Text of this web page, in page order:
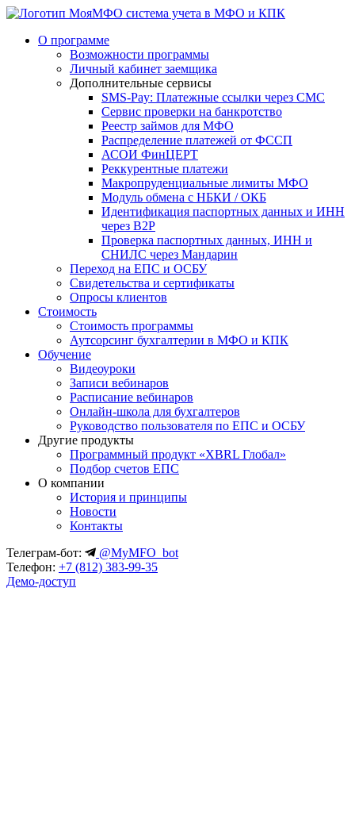
система учета в МФО и КПК
О программе
Возможности программы
Личный кабинет заемщика
Дополнительные сервисы
SMS-Pay: Платежные ссылки через СМС
Сервис проверки на банкротство
Реестр займов для МФО
Распределение платежей от ФССП
АСОИ ФинЦЕРТ
Реккурентные платежи
Макропруденциальные лимиты МФО
Модуль обмена с НБКИ / ОКБ
Идентификация паспортных данных и ИНН
через B2P
Проверка паспортных данных, ИНН и
СНИЛС через Мандарин
Переход на ЕПС и ОСБУ
Свидетельства и сертификаты
Опросы клиентов
Стоимость
Стоимость программы
Аутсорсинг бухгалтерии в МФО и КПК
Обучение
Видеоуроки
Записи вебинаров
Расписание вебинаров
Онлайн-школа для бухгалтеров
Руководство пользователя по ЕПС и ОСБУ
Другие продукты
Программный продукт «XBRL Глобал»
Подбор счетов ЕПС
О компании
История и принципы
Новости
Контакты
Телеграм-бот:
@MyMFO_bot
Телефон: +7 (812) 383-99-35
Демо-доступ